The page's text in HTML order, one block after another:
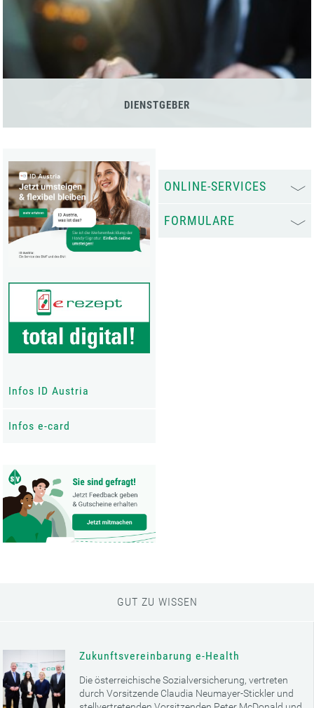
DIENSTGEBER
Infos ID Austria
Infos e-card
ONLINE-SERVICES
FORMULARE
GUT ZU WISSEN
Zukunftsvereinbarung e-Health
Die österreichische Sozialversicherung, vertreten
durch Vorsitzende Claudia Neumayer-Stickler und